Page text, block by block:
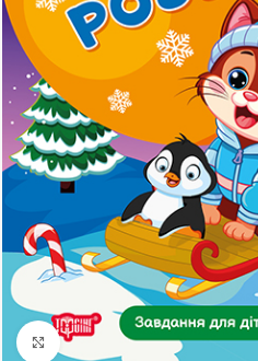
Клацніть, щоб збільшити